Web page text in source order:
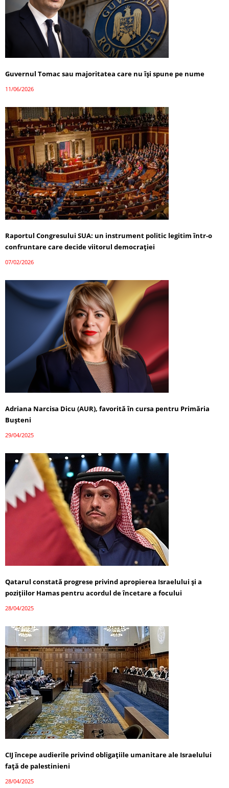
Guvernul Tomac sau majoritatea care nu își spune pe nume
11/06/2026
Raportul Congresului SUA: un instrument politic legitim într-o
confruntare care decide viitorul democrației
07/02/2026
Adriana Narcisa Dicu (AUR), favorită în cursa pentru Primăria
Bușteni
29/04/2025
Qatarul constată progrese privind apropierea Israelului și a
pozițiilor Hamas pentru acordul de încetare a focului
28/04/2025
CIJ începe audierile privind obligațiile umanitare ale Israelului
față de palestinieni
28/04/2025